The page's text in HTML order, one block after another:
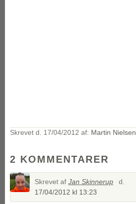
Skrevet d. 17/04/2012 af: Martin Nielsen
2 KOMMENTARER
Skrevet af Jan Skinnerup
d.
17/04/2012 kl 13:23